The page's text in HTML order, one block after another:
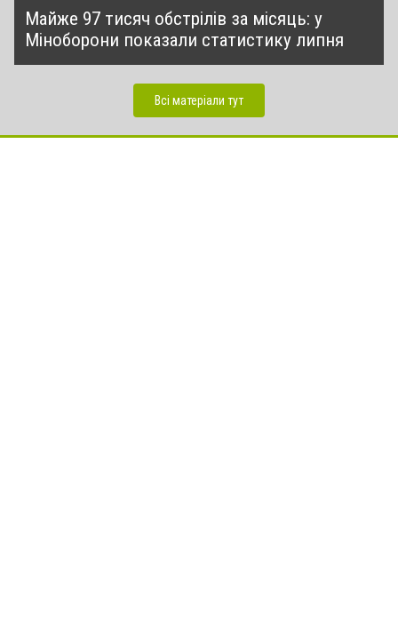
Майже 97 тисяч обстрілів за місяць: у
Міноборони показали статистику липня
Всі матеріали тут